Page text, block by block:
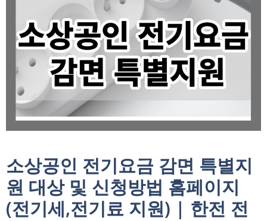
소상공인 전기요금 감면 특별지
원 대상 및 신청방법 홈페이지
(전기세,전기료 지원) | 한전 전